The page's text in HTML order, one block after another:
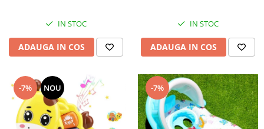
IN STOC
ADAUGA IN COS
IN STOC
ADAUGA IN COS
-7% NOU -7%